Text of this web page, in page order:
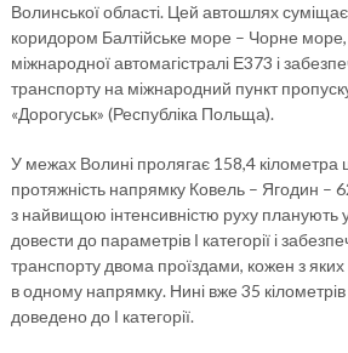
Волинської області. Цей автошлях
коридором Балтійське море – Чорне
міжнародної автомагістралі Е373 і
транспорту на міжнародний пункт
«Дорогуськ» (Республіка Польща).
У межах Волині пролягає 158,4 кілометра
протяжність напрямку Ковель – Ягодин –
з найвищою інтенсивністю руху планують
довести до параметрів І категорії і
транспорту двома проїздами, кожен з
в одному напрямку. Нині вже 35
доведено до І категорії.